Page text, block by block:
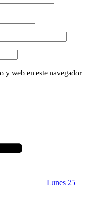
y web en este navegador
Lunes 25